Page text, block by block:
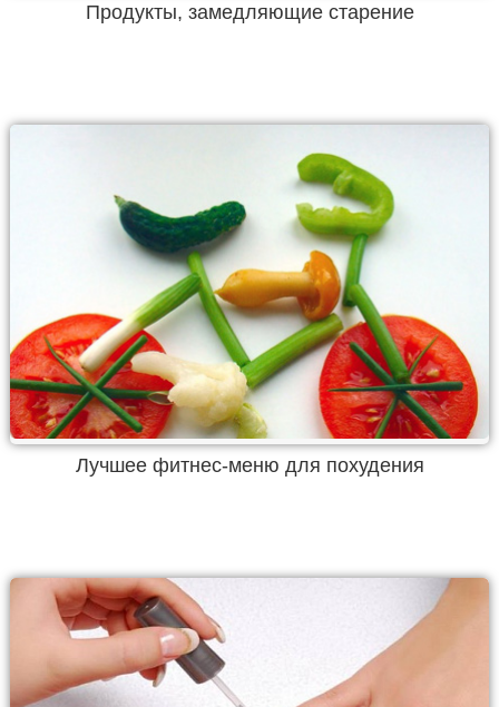
Продукты, замедляющие старение
Лучшее фитнес-меню для похудения